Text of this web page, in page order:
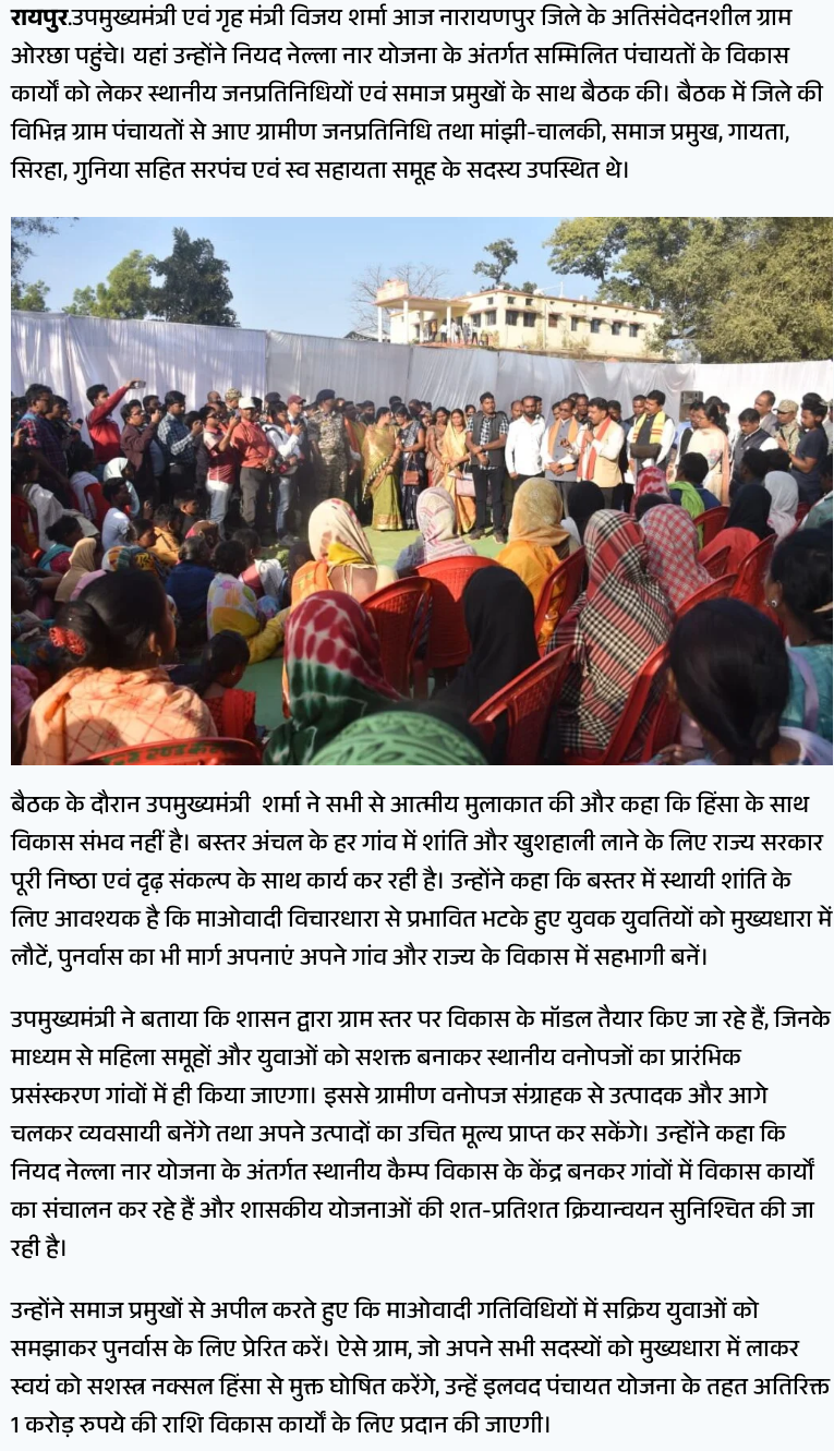
रायपुर.उपमुख्यमंत्री एवं गृह मंत्री विजय शर्मा आज नारायणपुर जिले के अतिसंवेदनशील ग्राम
ओरछा पहुंचे। यहां उन्होंने नियद नेल्ला नार योजना के अंतर्गत सम्मिलित पंचायतों के विकास
कार्यों को लेकर स्थानीय जनप्रतिनिधियों एवं समाज प्रमुखों के साथ बैठक की। बैठक में जिले की
विभिन्न ग्राम पंचायतों से आए ग्रामीण जनप्रतिनिधि तथा मांझी-चालकी, समाज प्रमुख, गायता,
सिरहा, गुनिया सहित सरपंच एवं स्व सहायता समूह के सदस्य उपस्थित थे।
बैठक के दौरान उपमुख्यमंत्री शर्मा ने सभी से आत्मीय मुलाकात की और कहा कि हिंसा के साथ
विकास संभव नहीं है। बस्तर अंचल के हर गांव में शांति और खुशहाली लाने के लिए राज्य सरकार
पूरी निष्ठा एवं दृढ़ संकल्प के साथ कार्य कर रही है। उन्होंने कहा कि बस्तर में स्थायी शांति के
लिए आवश्यक है कि माओवादी विचारधारा से प्रभावित भटके हुए युवक युवतियों को मुख्यधारा में
लौटें, पुनर्वास का भी मार्ग अपनाएं अपने गांव और राज्य के विकास में सहभागी बनें।
उपमुख्यमंत्री ने बताया कि शासन द्वारा ग्राम स्तर पर विकास के मॉडल तैयार किए जा रहे हैं, जिनके
माध्यम से महिला समूहों और युवाओं को सशक्त बनाकर स्थानीय वनोपजों का प्रारंभिक
प्रसंस्करण गांवों में ही किया जाएगा। इससे ग्रामीण वनोपज संग्राहक से उत्पादक और आगे
चलकर व्यवसायी बनेंगे तथा अपने उत्पादों का उचित मूल्य प्राप्त कर सकेंगे। उन्होंने कहा कि
नियद नेल्ला नार योजना के अंतर्गत स्थानीय कैम्प विकास के केंद्र बनकर गांवों में विकास कार्यों
का संचालन कर रहे हैं और शासकीय योजनाओं की शत-प्रतिशत क्रियान्वयन सुनिश्चित की जा
रही है।
उन्होंने समाज प्रमुखों से अपील करते हुए कि माओवादी गतिविधियों में सक्रिय युवाओं को
समझाकर पुनर्वास के लिए प्रेरित करें। ऐसे ग्राम, जो अपने सभी सदस्यों को मुख्यधारा में लाकर
स्वयं को सशस्त्र नक्सल हिंसा से मुक्त घोषित करेंगे, उन्हें इलवद पंचायत योजना के तहत अतिरिक्त
1 करोड़ रुपये की राशि विकास कार्यों के लिए प्रदान की जाएगी।